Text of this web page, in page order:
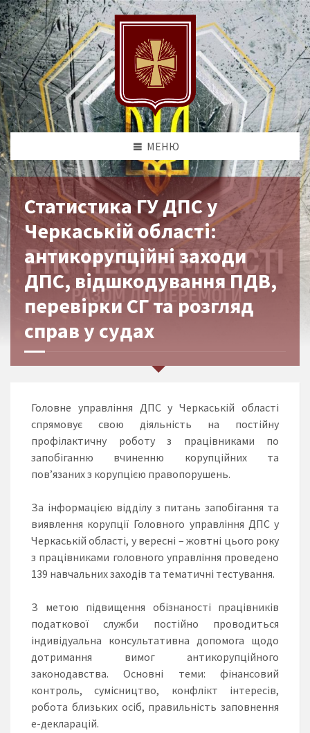
МЕНЮ
Статистика ГУ ДПС у
Черкаській області:
антикорупційні заходи
ДПС, відшкодування ПДВ,
перевірки СГ та розгляд
справ у судах
Головне управління ДПС у Черкаській області
спрямовує свою діяльність на постійну
профілактичну роботу з працівниками по
запобіганню вчиненню корупційних та
пов’язаних з корупцією правопорушень.
За інформацією відділу з питань запобігання та
виявлення корупції Головного управління ДПС у
Черкаській області, у вересні – жовтні цього року
з працівниками головного управління проведено
139 навчальних заходів та тематичні тестування.
З метою підвищення обізнаності працівників
податкової служби постійно проводиться
індивідуальна консультативна допомога щодо
дотримання вимог антикорупційного
законодавства. Основні теми: фінансовий
контроль, сумісництво, конфлікт інтересів,
робота близьких осіб, правильність заповнення
е-декларацій.